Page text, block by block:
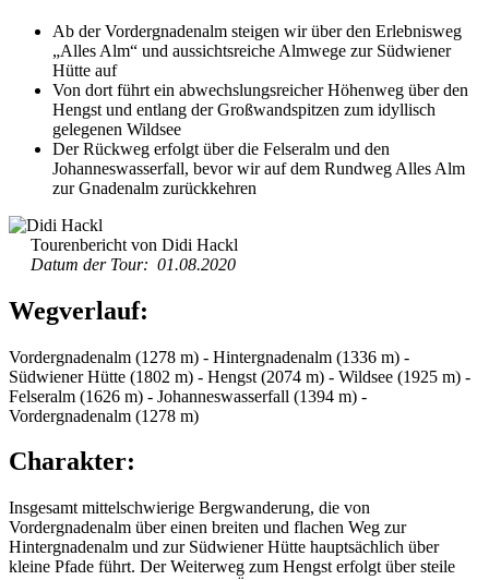
Ab der Vordergnadenalm steigen wir über den Erlebnisweg
„Alles Alm“ und aussichtsreiche Almwege zur Südwiener
Hütte auf
Von dort führt ein abwechslungsreicher Höhenweg über den
Hengst und entlang der Großwandspitzen zum idyllisch
gelegenen Wildsee
Der Rückweg erfolgt über die Felseralm und den
Johanneswasserfall, bevor wir auf dem Rundweg Alles Alm
zur Gnadenalm zurückkehren
Tourenbericht von Didi Hackl
Datum der Tour: 01.08.2020
Wegverlauf:
Vordergnadenalm (1278 m) - Hintergnadenalm (1336 m) -
Südwiener Hütte (1802 m) - Hengst (2074 m) - Wildsee (1925 m) -
Felseralm (1626 m) - Johanneswasserfall (1394 m) -
Vordergnadenalm (1278 m)
Charakter:
Insgesamt mittelschwierige Bergwanderung, die von
Vordergnadenalm über einen breiten und flachen Weg zur
Hintergnadenalm und zur Südwiener Hütte hauptsächlich über
kleine Pfade führt. Der Weiterweg zum Hengst erfolgt über steile